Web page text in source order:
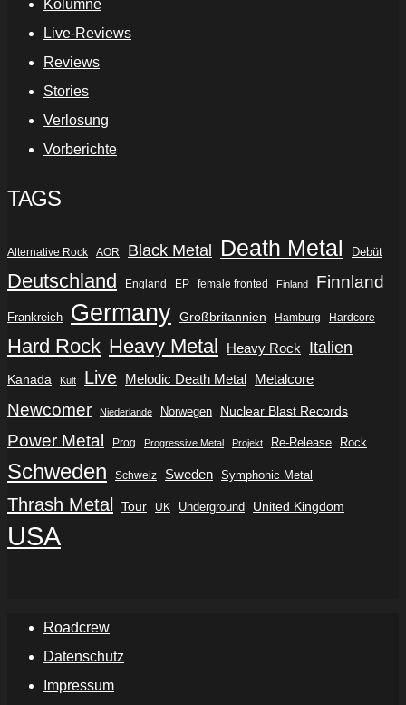
Kolumne
Live-Reviews
Reviews
Stories
Verlosung
Vorberichte
TAGS
Alternative Rock AOR Black Metal Death Metal Debüt
Deutschland England EP female fronted Finland Finnland
Frankreich Germany Großbritannien Hamburg Hardcore
Hard Rock Heavy Metal Heavy Rock Italien
Kanada Kult Live Melodic Death Metal Metalcore
Newcomer Niederlande Norwegen Nuclear Blast Records
Power Metal Prog Progressive Metal Projekt Re-Release Rock
Schweden Schweiz Sweden Symphonic Metal
Thrash Metal Tour UK Underground United Kingdom
USA
Roadcrew
Datenschutz
Impressum